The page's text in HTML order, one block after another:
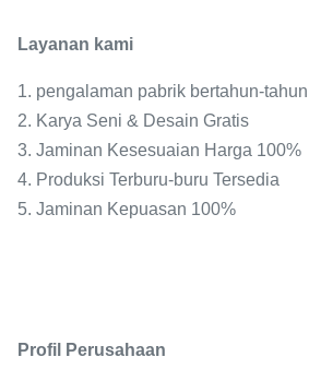
Layanan kami
1. pengalaman pabrik bertahun-tahun
2. Karya Seni & Desain Gratis
3. Jaminan Kesesuaian Harga 100%
4. Produksi Terburu-buru Tersedia
5. Jaminan Kepuasan 100%
Profil Perusahaan